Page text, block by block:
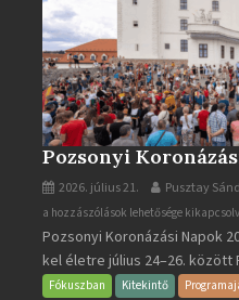
Pozsonyi
2026. július 21. Pusztay
Pozsonyi
Koronázási
Napok
bejegyzéshez
a hozzászólások lehetősége
Pozsonyi Koronázási Napok
kel életre július 24–26. között
Fókuszban Kitekintő